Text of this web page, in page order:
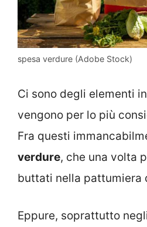
spesa verdure (Adobe Stock)
Ci sono degli elementi
vengono per lo più
Fra questi
verdure, che una volta
buttati nella pattumiera
Eppure, soprattutto